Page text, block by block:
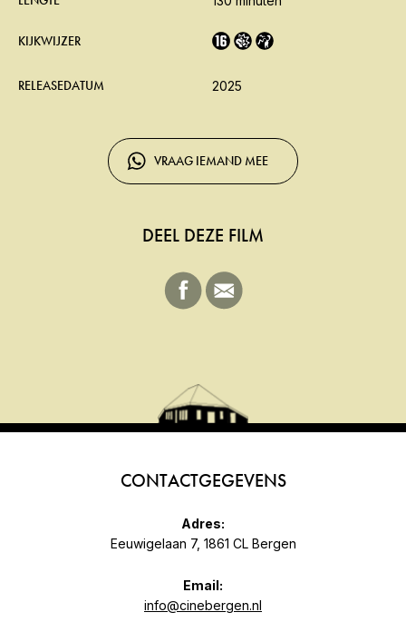
KIJKWIJZER
RELEASEDATUM 2025
VRAAG IEMAND MEE
DEEL DEZE FILM
CONTACTGEGEVENS
Adres:
Eeuwigelaan 7, 1861 CL Bergen
Email:
info@cinebergen.nl